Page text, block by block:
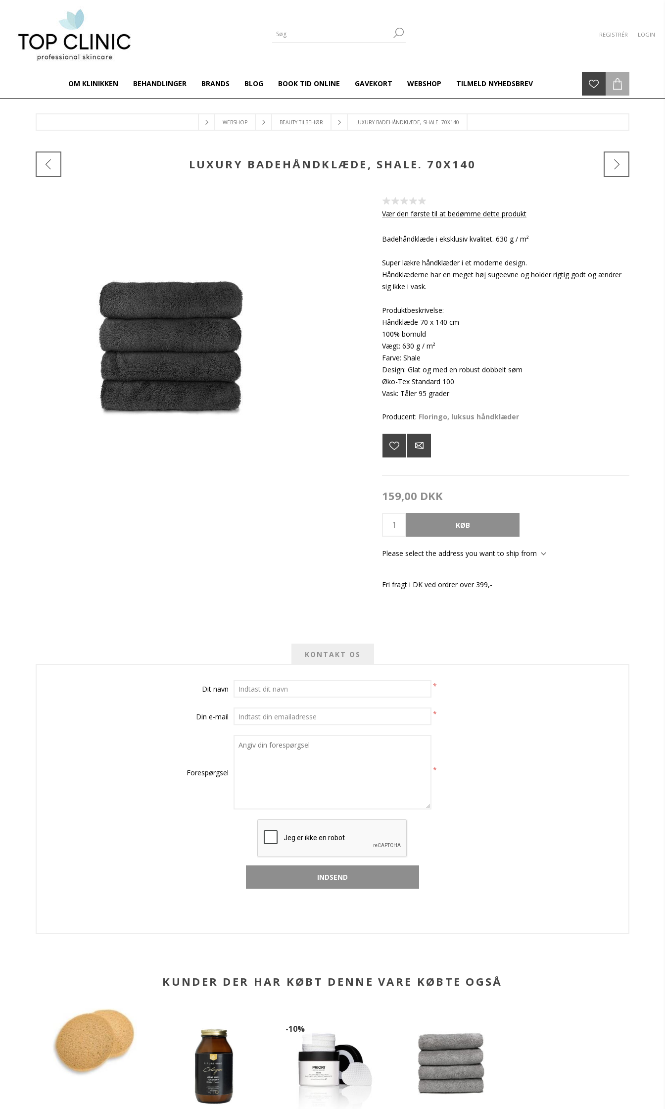
REGISTRÉR LOGIN
OM KLINIKKEN BEHANDLINGER BRANDS BLOG BOOK TID ONLINE GAVEKORT WEBSHOP TILMELD NYHEDSBREV
WEBSHOP BEAUTY TILBEHØR LUXURY BADEHÅNDKLÆDE, SHALE. 70X140
LUXURY BADEHÅNDKLÆDE, SHALE. 70X140
Vær den første til at bedømme dette produkt
Badehåndklæde i eksklusiv kvalitet. 630 g / m²
Super lækre håndklæder i et moderne design.
Håndklæderne har en meget høj sugeevne og holder rigtig godt og ændrer
sig ikke i vask.
Produktbeskrivelse:
Håndklæde 70 x 140 cm
100% bomuld
Vægt: 630 g / m²
Farve: Shale
Design: Glat og med en robust dobbelt søm
Øko-Tex Standard 100
Vask: Tåler 95 grader
Producent: Floringo, luksus håndklæder
159,00 DKK
Please select the address you want to ship from
Fri fragt i DK ved ordrer over 399,-
KONTAKT OS
Dit navn *
Din e-mail *
Forespørgsel *
KUNDER DER HAR KØBT DENNE VARE KØBTE OGSÅ
-10%